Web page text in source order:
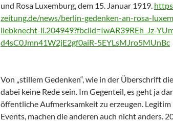
und Rosa Luxemburg, dem 15. Januar 1919.
zeitung.de/news/berlin-gedenken-an-rosa-
liebknecht-li.204949?fbclid=IwAR39REh_Jz-
d4sC0Jmn41W2jE2gf0aiR-5EYLsMJro5MUnBc
Von „stillem Gedenken“, wie in der Überschrift
dabei keine Rede sein. Im Gegenteil, es geht ja
öffentliche Aufmerksamkeit zu erzeugen.
Events, machen die anderen auch nicht anders.